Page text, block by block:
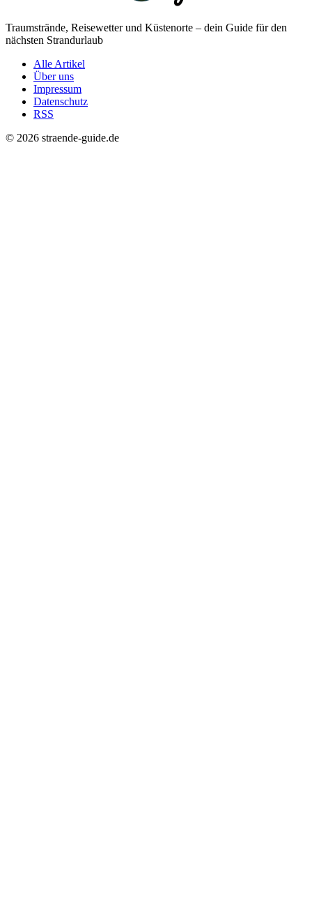
Traumstrände, Reisewetter und Küstenorte – dein Guide für den
nächsten Strandurlaub
Alle Artikel
Über uns
Impressum
Datenschutz
RSS
© 2026 straende-guide.de